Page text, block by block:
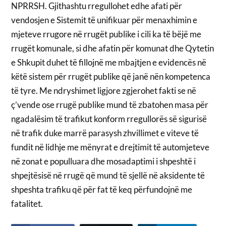
NPRRSH. Gjithashtu rregullohet edhe afati për
vendosjen e Sistemit të unifikuar për menaxhimin e
mjeteve rrugore në rrugët publike i cili ka të bëjë me
rrugët komunale, si dhe afatin për komunat dhe Qytetin
e Shkupit duhet të fillojnë me mbajtjen e evidencës në
këtë sistem për rrugët publike që janë nën kompetenca
të tyre. Me ndryshimet ligjore zgjerohet fakti se në
ç’vende ose rrugë publike mund të zbatohen masa për
ngadalësim të trafikut konform rregullorës së sigurisë
në trafik duke marrë parasysh zhvillimet e viteve të
fundit në lidhje me mënyrat e drejtimit të automjeteve
në zonat e populluara dhe mosadaptimi i shpeshtë i
shpejtësisë në rrugë që mund të sjellë në aksidente të
shpeshta trafiku që për fat të keq përfundojnë me
fatalitet.